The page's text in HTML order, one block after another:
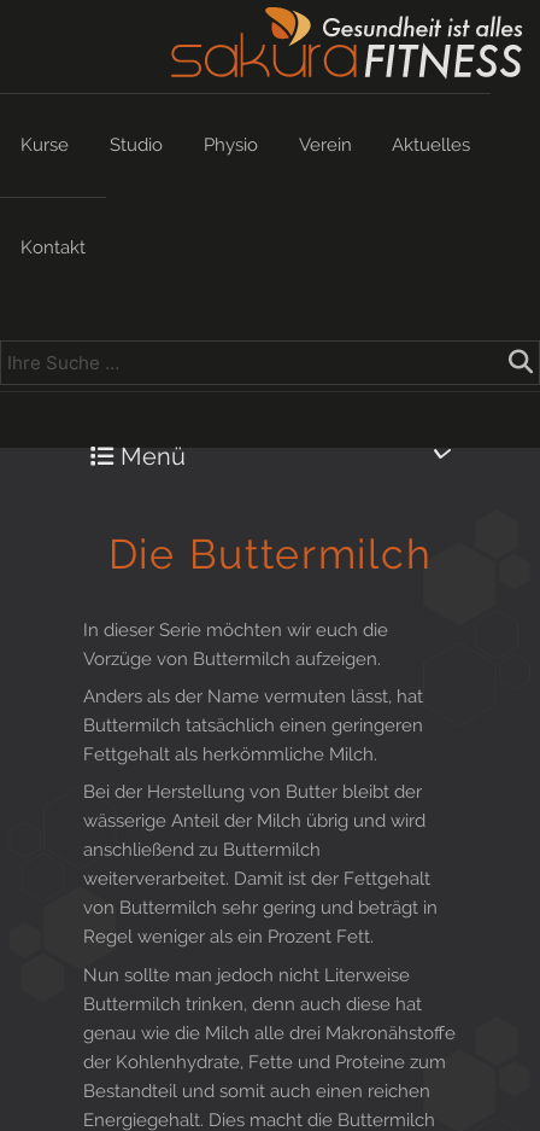
Kurse Studio Physio Verein Aktuelles
Kontakt
Menü
Gesund in Form
Sauna- und Freizeitcenter
Aktiv für Ihre Gesundheit
Gesunde Ernährungsberatung
Die Buttermilch
In dieser Serie möchten wir euch die
Vorzüge von Buttermilch aufzeigen.
Anders als der Name vermuten lässt, hat
Buttermilch tatsächlich einen geringeren
Fettgehalt als herkömmliche Milch.
Bei der Herstellung von Butter bleibt der
wässerige Anteil der Milch übrig und wird
anschließend zu Buttermilch
weiterverarbeitet. Damit ist der Fettgehalt
von Buttermilch sehr gering und beträgt in
Regel weniger als ein Prozent Fett.
Nun sollte man jedoch nicht Literweise
Buttermilch trinken, denn auch diese hat
genau wie die Milch alle drei Makronähstoffe
der Kohlenhydrate, Fette und Proteine zum
Bestandteil und somit auch einen reichen
Energiegehalt. Dies macht die Buttermilch